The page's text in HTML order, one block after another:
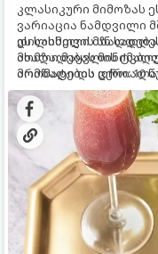
კლასიკური მიმოზას
ვარიაცია ნამდვილი
დილისთვის ან
ახალი მაყვლის
არომატი და ცქრიალა
დახვეწილ და
ეს სასმელი
მომზადებას
მომზადების დრო: 10